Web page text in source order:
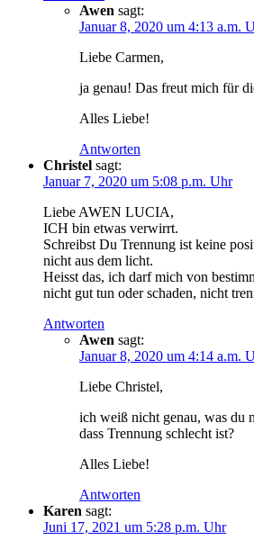
Awen sagt:
Januar 8, 2020 um 4:13 a.m.
Liebe Carmen,
ja genau! Das freut mich für
Alles Liebe!
Antworten
Christel sagt:
Januar 7, 2020 um 5:08 p.m. Uhr
Liebe AWEN LUCIA,
ICH bin etwas verwirrt.
Schreibst Du Trennung ist keine
nicht aus dem licht.
Heisst das, ich darf mich von
nicht gut tun oder schaden, nicht
Antworten
Awen sagt:
Januar 8, 2020 um 4:14 a.m.
Liebe Christel,
ich weiß nicht genau, was du
dass Trennung schlecht ist?
Alles Liebe!
Antworten
Karen sagt:
Juni 17, 2021 um 5:28 p.m. Uhr